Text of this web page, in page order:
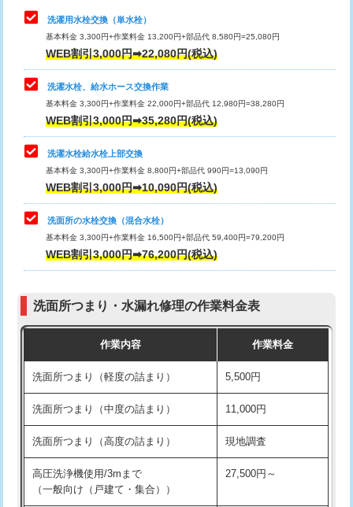
給水管工事※（ライニング鋼管・銅
管・ポリ管・HT管使用/3ｍ超え)
排水管工事（土の掘削・埋め戻し作
業）
排水管工事（排水管工事/3ｍまで） 55,000円
排水管工事（追加 排水管工事/3ｍ超
え）
マス交換（土の掘削・埋め戻し作業）
マス交換（深さ50㎝未満）
マス交換（深さ50㎝以上）
モルタル補修（厚さ10㎝まで） 27,500円
モルタル補修（厚さ10㎝超え） 38,500円
洗面台設置 38,500円
バスタブ設置 現場見積
追加人工 16,500円
理・調整・分解・加工など（中作業）
止水・漏水調査・防水処理・清掃・修
理・調整・分解・加工など（重作業）
33,000円
キッチンタンク脱着
その他部品の脱着
交換・取付（タンク）
交換・取付(単水栓（壁付・デッキ
式）)
交換・取付(混合水栓（壁付・デッキ
式・ワンホール）)
16,500円+材料費
（P/S/ポップアップ））
交換・取付（その他部品） 11,000円+材料費
持込商品取付（単水栓） 13,200円
持込商品取付（混合水栓） 16,500円
持込商品取付（浄水器・分岐水栓） 16,500円
給水管工事※（ホール加工) 16,500円
給水管工事※（バンド止め)
洗濯用水栓交換（単水栓）
基本料金 3,300円+作業料金 13,200円+部品代 8,580円=25,080円
WEB割引3,000円➡22,080円(税込)
洗濯水栓、給水ホース交換作業
基本料金 3,300円+作業料金 22,000円+部品代 12,980円=38,280円
WEB割引3,000円➡35,280円(税込)
洗濯水栓給水栓上部交換
基本料金 3,300円+作業料金 8,800円+部品代 990円=13,090円
WEB割引3,000円➡10,090円(税込)
洗面所の水栓交換（混合水栓）
基本料金 3,300円+作業料金 16,500円+部品代 59,400円=79,200円
WEB割引3,000円➡76,200円(税込)
洗面所つまり・水漏れ修理の作業料金表
作業内容 作業料金
洗面所つまり（軽度の詰まり） 5,500円
洗面所つまり（中度の詰まり） 11,000円
洗面所つまり（高度の詰まり） 現地調査
高圧洗浄機使用/3mまで
（一般向け（戸建て・集合））
27,500円～